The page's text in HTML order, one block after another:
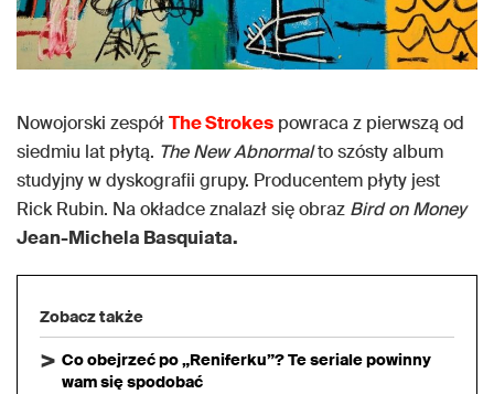
Nowojorski zespółThe Strokes powraca z pierwszą od
siedmiu lat płytą. The New Abnormalto szósty album
studyjny w dyskografii grupy. Producentem płyty jest
Rick Rubin. Na okładce znalazł się obraz Bird on Money
Jean-Michela Basquiata.
Zobacz także
Co obejrzeć po „Reniferku”? Te seriale powinny
wam się spodobać